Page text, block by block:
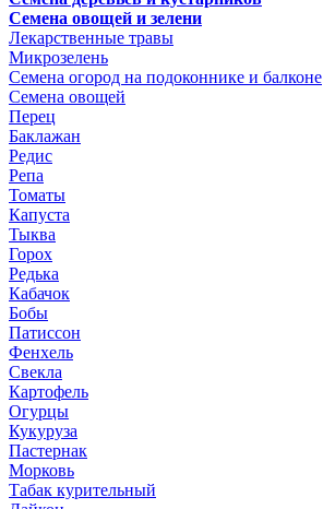
Семена овощей и зелени
Лекарственные травы
Микрозелень
Семена огород на подоконнике и балконе
Семена овощей
Перец
Баклажан
Редис
Репа
Томаты
Капуста
Тыква
Горох
Редька
Кабачок
Бобы
Патиссон
Фенхель
Свекла
Картофель
Огурцы
Кукуруза
Пастернак
Морковь
Табак курительный